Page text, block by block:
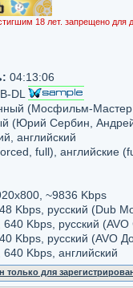
18 лет. запрещено для
04:13:06
DL
(Мосфильм-Мастер
(Юрий Сербин,
английский
full), английские
~9836 Kbps
Kbps, русский (Dub
Kbps, русский
Kbps, русский (AVO
Kbps, английский
только для